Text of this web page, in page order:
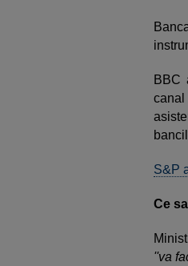
BBC
S&P
Ce
''va